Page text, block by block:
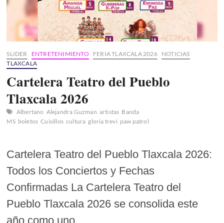
SLIDER ENTRETENIMIENTO FERIA TLAXCALA 2026
NOTICIAS
TLAXCALA
Cartelera Teatro del Pueblo
Tlaxcala 2026
Albertano Alejandra Guzman artistas Banda
MS boletos Cuisillos cultura gloria trevi paw patrol
Cartelera Teatro del Pueblo Tlaxcala 2026:
Todos los Conciertos y Fechas
Confirmadas La Cartelera Teatro del
Pueblo Tlaxcala 2026 se consolida este
año como uno…